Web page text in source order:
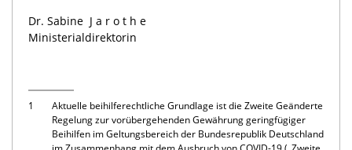
Dr. Sabine Jarothe
Ministerialdirektorin
1
Aktuelle beihilferechtliche Grundlage ist die Zweite Geänderte
Regelung zur vorübergehenden Gewährung geringfügiger
Beihilfen im Geltungsbereich der Bundesrepublik Deutschland